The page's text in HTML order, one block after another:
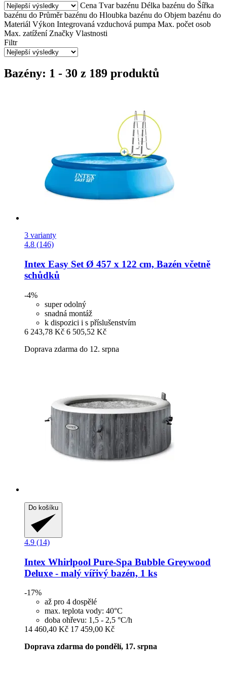
Cena Tvar bazénu Délka bazénu do Šířka
bazénu do Průměr bazénu do Hloubka bazénu do Objem bazénu do
Materiál Výkon Integrovaná vzduchová pumpa Max. počet osob
Max. zatížení Značky Vlastnosti
Filtr
Bazény: 1 - 30 z 189 produktů
3 varianty
4.8 (146)
Intex Easy Set Ø 457 x 122 cm, Bazén včetně
schůdků
-4%
super odolný
snadná montáž
k dispozici i s příslušenstvím
6 243,78 Kč 6 505,52 Kč
Doprava zdarma do 12. srpna
Do košíku
4.9 (14)
Intex Whirlpool Pure-​Spa Bubble Greywood
Deluxe -​ malý vířivý bazén, 1 ks
-17%
až pro 4 dospělé
max. teplota vody: 40°C
doba ohřevu: 1,5 - 2,5 °C/h
14 460,40 Kč 17 459,00 Kč
Doprava zdarma do pondělí, 17. srpna